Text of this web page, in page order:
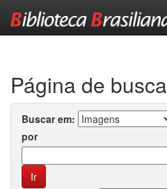
Página de busca
Buscar em:
por